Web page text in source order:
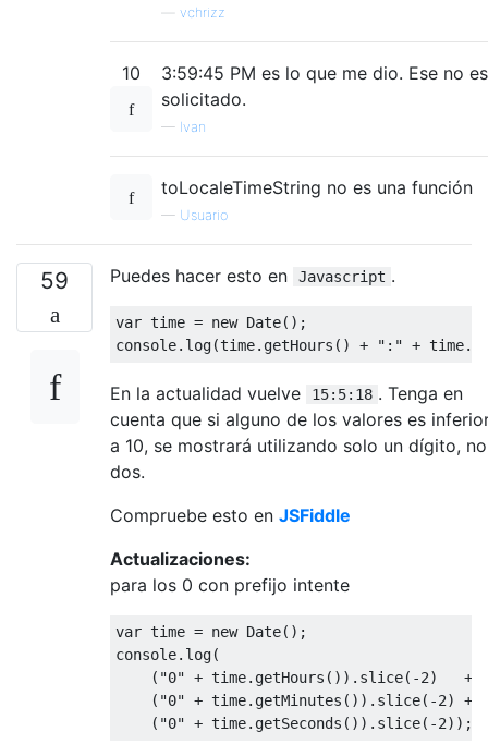
vchrizz
10
3:59:45 PM es lo que me dio. Ese no
solicitado.
— Ivan
toLocaleTimeString no es una función
— Usuario
59 Puedes hacer esto en Javascript .
var time = new Date();
console. log(time. getHours () + ":" + time.
En la actualidad vuelve 15:5:18 . Tenga en
cuenta que si alguno de los valores es
a 10, se mostrará utilizando solo un dígito, no
dos.
Compruebe esto en JSFiddle
Actualizaciones:
para los 0 con prefijo intente
var time = new Date();
console. log(
( "0" + time. getHours ()). slice(-2) +
( "0" + time. getMinutes ()). slice(-2) +
( "0" + time. getSeconds ()). slice(-2));